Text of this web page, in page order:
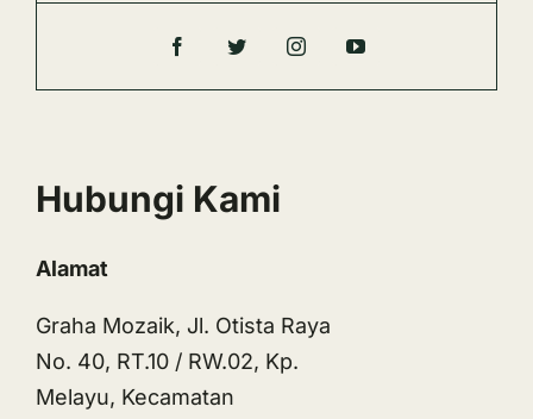
Hubungi Kami
Alamat
Graha Mozaik, Jl. Otista Raya
No. 40, RT.10 / RW.02, Kp.
Melayu, Kecamatan